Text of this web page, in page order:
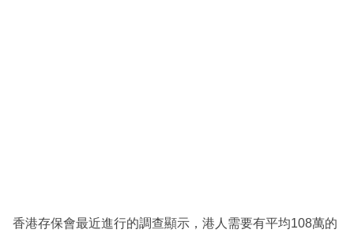
區
香港存保會最近進行的調查顯示，港人需要有平均108萬的